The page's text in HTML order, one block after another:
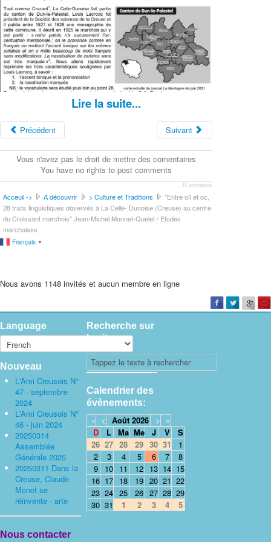
Lire la suite...
Précédent Suivant
Vous n'avez pas le droit de mettre des comentaires
You have no rights to post comments
JComments
Acceuil -> A découvrir > Culture et Traditions
"Entre oïl et oc,
28 traits linguistiques observés à La Celle- Dunoise (Creuse) au centre
du Croissant marchois" Jean-Michel Monnet-Quelet / Etudes
marchoises
Français ▼
Nous avons 1148 invités et aucun membre en ligne
Language
Nouveau
L'Ami Creusois N°
47 - septembre
2024
L'Ami Creusois N°
46 - juin 2024
20250314
Assemblée
Générale 2025
20250311 Dans la
Creuse, Claude
Monet se
réinvente - arte
Nous contacter
Recherche sur
le site
Calendrier des
évènements:
« < Août 2026 >
»
D
L Ma Me J V
S
26 27 28 29 30 31
1
2
3 4 5 6 7
8
9
10 11 12 13 14 15
16 17 18 19 20 21 22
23 24 25 26 27 28 29
30 31 1 2 3 4 5